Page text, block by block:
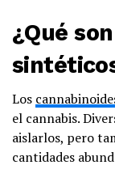
¿Qué
Los
el cannabis.
aislarlos, pero
cantidades